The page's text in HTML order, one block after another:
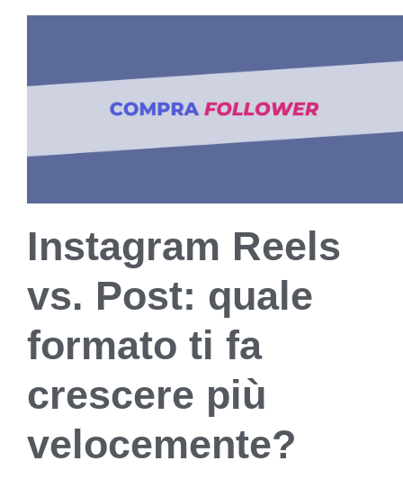
Instagram Reels
vs. Post: quale
formato ti fa
crescere più
velocemente?